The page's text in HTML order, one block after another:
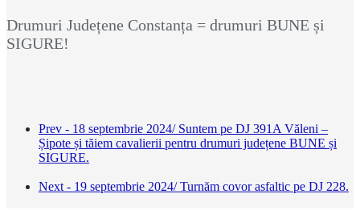
Drumuri Județene Constanța = drumuri BUNE și
SIGURE!
Prev - 18 septembrie 2024/ Suntem pe DJ 391A Văleni –
Șipote și tăiem cavalierii pentru drumuri județene BUNE și
SIGURE.
Next - 19 septembrie 2024/ Turnăm covor asfaltic pe DJ 228.